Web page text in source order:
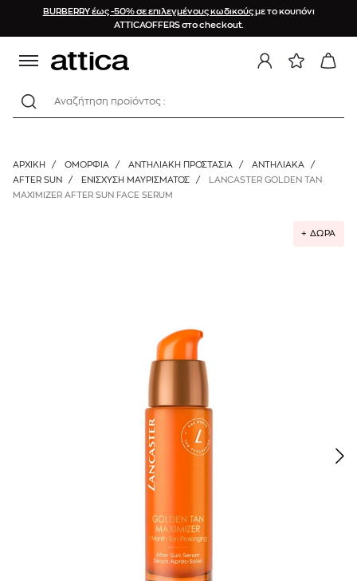
BURBERRY έως -50% σε επιλεγμένους κωδικούςμε το κουπόνι
ATTICAOFFERS στο checkout.
Αναζήτηση προϊόντος :
ΑΡΧΙΚΉ / ΟΜΟΡΦΙΑ / ΑΝΤΗΛΙΑΚΗ ΠΡΟΣΤΑΣΙΑ / ΑΝΤΗΛΙΑΚΆ
/
AFTER SUN
/ ΕΝΊΣΧΥΣΗ ΜΑΥΡΊΣΜΑΤΟΣ /
LANCASTER GOLDEN TAN
MAXIMIZER AFTER SUN FACE SERUM
+ ΔΩΡΑ